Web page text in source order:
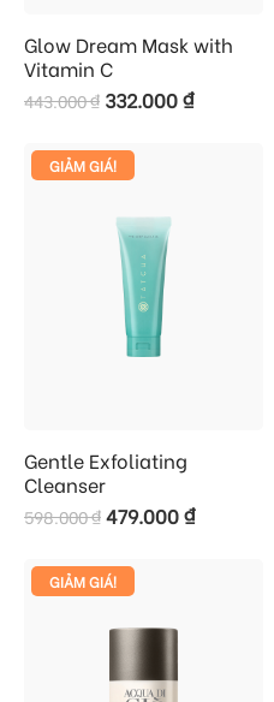
Glow Dream Mask with
Vitamin C
443.000₫ 332.000₫
GIẢM GIÁ!
Gentle Exfoliating
Cleanser
598.000₫479.000₫
GIẢM GIÁ!